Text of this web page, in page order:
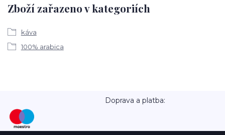
Zboží zařazeno v kategoriích
káva
100% arabica
Doprava a platba: